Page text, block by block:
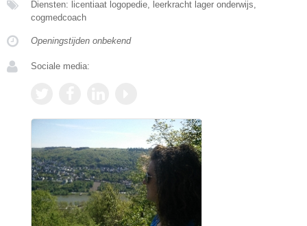
Diensten: licentiaat logopedie, leerkracht lager onderwijs,
cogmedcoach
Openingstijden onbekend
Sociale media: